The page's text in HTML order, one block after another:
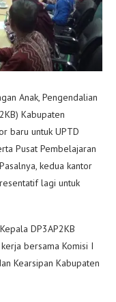
Anak, Pengendalian
Kabupaten
baru untuk UPTD
Pusat Pembelajaran
kedua kantor
lagi untuk
DP3AP2KB
bersama Komisi I
Kearsipan Kabupaten